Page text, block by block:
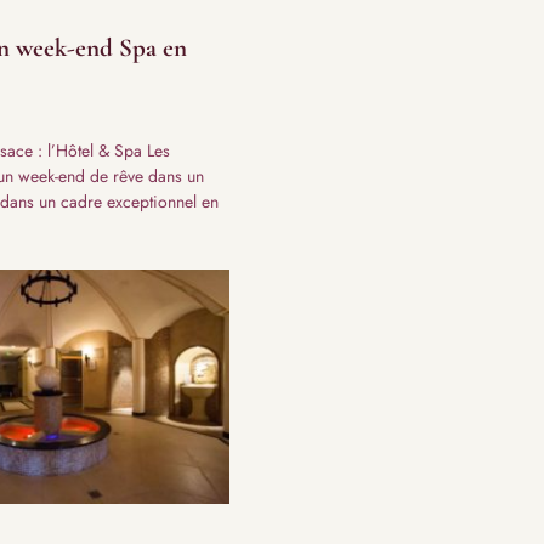
week-end Spa en
: l’Hôtel & Spa Les
week-end de rêve dans un
un cadre exceptionnel en